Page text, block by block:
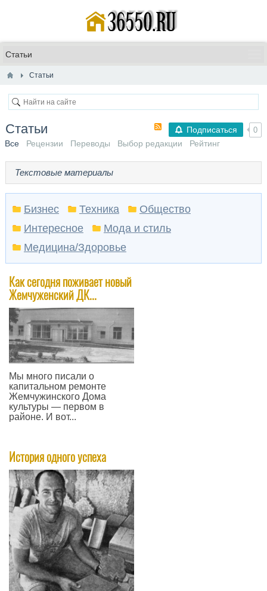
Статьи
Подписаться 0
Статьи
Все Рецензии Переводы Выбор редакции Рейтинг
Текстовые материалы
Бизнес Техника
Общество
Интересное
Мода и стиль
Медицина/Здоровье
Как сегодня поживает новый
Жемчуженский ДК...
Мы много писали о
капитальном ремонте
Жемчужинского Дома
культуры — первом в
районе. И вот...
История одного успеха